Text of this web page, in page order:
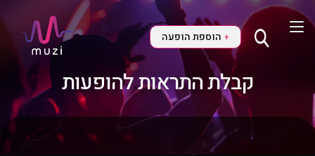
+ הוספת הופעה
קבלת התראות להופעות